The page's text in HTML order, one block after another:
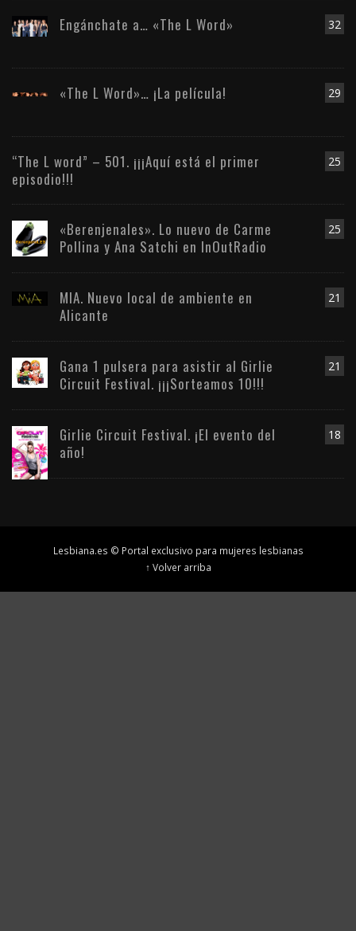
32
Engánchate a… «The L Word»
29
«The L Word»… ¡La película!
25
“The L word” – 501. ¡¡¡Aquí está el primer
episodio!!!
25
«Berenjenales». Lo nuevo de Carme
Pollina y Ana Satchi en InOutRadio
21
MIA. Nuevo local de ambiente en
Alicante
21
Gana 1 pulsera para asistir al Girlie
Circuit Festival. ¡¡¡Sorteamos 10!!!
18
Girlie Circuit Festival. ¡El evento del
año!
Lesbiana.es © Portal exclusivo para mujeres lesbianas
↑ Volver arriba